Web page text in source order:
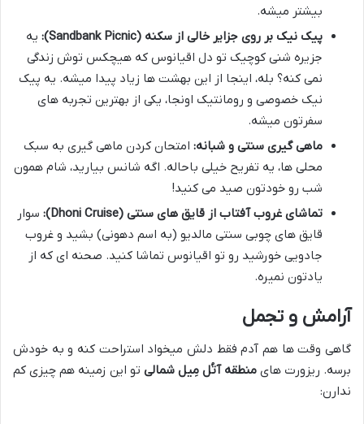
بیشتر میشه.
پیک نیک بر روی جزایر خالی از سکنه (Sandbank Picnic):
یه
جزیره شنی کوچیک تو دل اقیانوس که هیچکس توش زندگی
نمی کنه؟ بله، اینجا از این بهشت ها زیاد پیدا میشه. یه پیک
نیک خصوصی و رومانتیک اونجا، یکی از بهترین تجربه های
سفرتون میشه.
ماهی گیری سنتی و شبانه: امتحان کردن ماهی گیری به سبک
محلی ها، یه تفریح خیلی باحاله. اگه شانس بیارید، شام همون
شب رو خودتون صید می کنید!
تماشای غروب آفتاب از قایق های سنتی (Dhoni Cruise):
سوار
قایق های چوبی سنتی مالدیو (به اسم دهونی) بشید و غروب
جادویی خورشید رو تو اقیانوس تماشا کنید. صحنه ای که از
یادتون نمیره.
آرامش و تجمل
گاهی وقت ها هم آدم فقط دلش میخواد استراحت کنه و به خودش
برسه. ریزورت های منطقه آتُل مِیل شمالی تو این زمینه هم چیزی کم
ندارن: